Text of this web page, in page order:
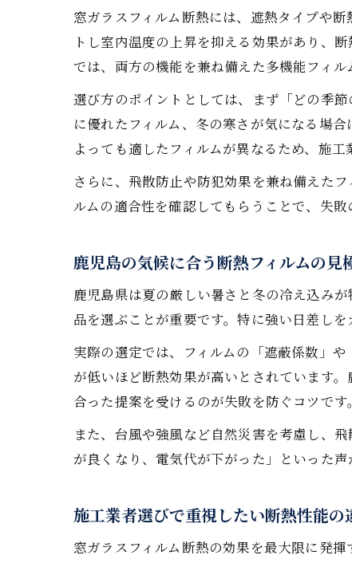
窓ガラスフィルム断熱には、遮熱タイプや
トし室内温度の上昇を抑える効果があり、
では、両方の機能を兼ね備えた多機能フィル
選び方のポイントとしては、まず「どの季
に優れたフィルム、冬の寒さが気になる場
よっても適したフィルムが異なるため、施
さらに、飛散防止や防犯効果を兼ね備えた
ルムの適合性を確認してもらうことで、失敗
鹿児島の気候に合う断熱フィルムの見
鹿児島県は夏の厳しい暑さと冬の冷え込み
品を選ぶことが重要です。特に強い日差し
実際の選定では、フィルムの「遮蔽係数」
が低いほど断熱効果が高いとされています
合った提案を受けるのが失敗を防ぐコツです。
また、台風や強風など自然災害を考慮し、
が良くなり、電気代が下がった」といった声
施工業者選びで重視したい断熱性能の
窓ガラスフィルム断熱の効果を最大限に発